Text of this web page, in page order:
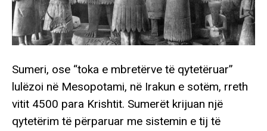
Sumeri, ose “toka e mbretërve të qytetëruar”
lulëzoi në Mesopotami, në Irakun e sotëm, rreth
vitit 4500 para Krishtit. Sumerët krijuan një
qytetërim të përparuar me sistemin e tij të